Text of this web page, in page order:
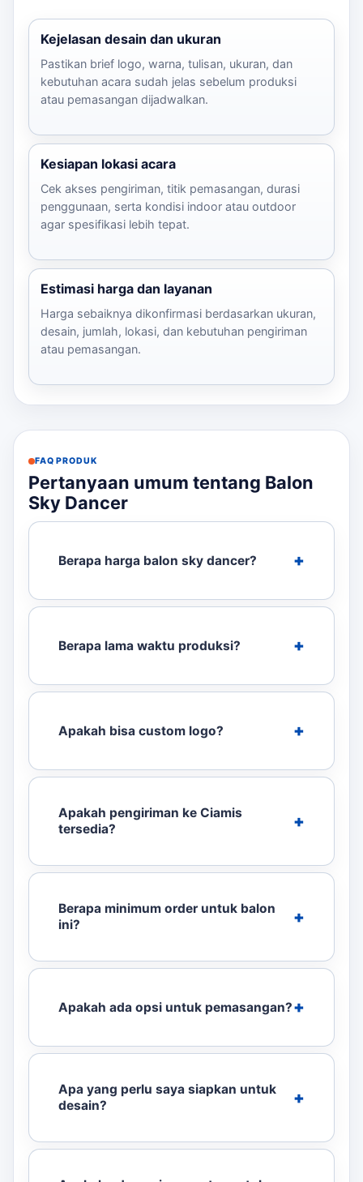
Kejelasan desain dan ukuran
Pastikan brief logo, warna, tulisan, ukuran, dan
kebutuhan acara sudah jelas sebelum produksi
atau pemasangan dijadwalkan.
Kesiapan lokasi acara
Cek akses pengiriman, titik pemasangan, durasi
penggunaan, serta kondisi indoor atau outdoor
agar spesifikasi lebih tepat.
Estimasi harga dan layanan
Harga sebaiknya dikonfirmasi berdasarkan ukuran,
desain, jumlah, lokasi, dan kebutuhan pengiriman
atau pemasangan.
FAQ PRODUK
Pertanyaan umum tentang Balon
Sky Dancer
Berapa harga balon sky dancer?
Berapa lama waktu produksi?
Apakah bisa custom logo?
Apakah pengiriman ke Ciamis
tersedia?
Berapa minimum order untuk balon
ini?
Apakah ada opsi untuk pemasangan?
Apa yang perlu saya siapkan untuk
desain?